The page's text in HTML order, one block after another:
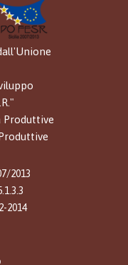
Produttive
2013
2014